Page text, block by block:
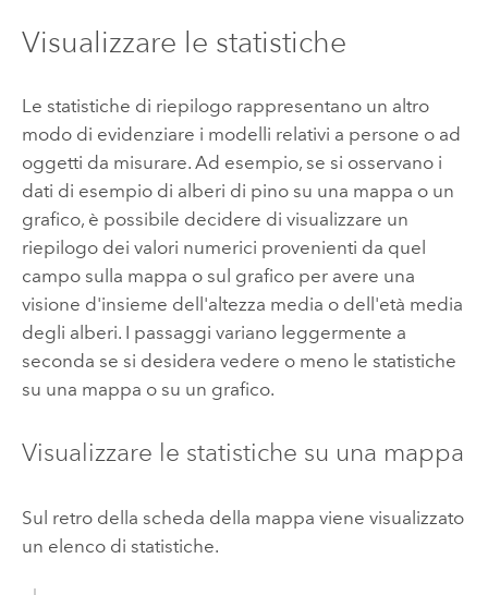
Visualizzare le statistiche
Le statistiche di riepilogo rappresentano un altro
modo di evidenziare i modelli relativi a persone o ad
oggetti da misurare. Ad esempio, se si osservano i
dati di esempio di alberi di pino su una mappa o un
grafico, è possibile decidere di visualizzare un
riepilogo dei valori numerici provenienti da quel
campo sulla mappa o sul grafico per avere una
visione d'insieme dell'altezza media o dell'età media
degli alberi. I passaggi variano leggermente a
seconda se si desidera vedere o meno le statistiche
su una mappa o su un grafico.
Visualizzare le statistiche su una mappa
Sul retro della scheda della mappa viene visualizzato
un elenco di statistiche.